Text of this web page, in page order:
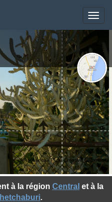
Toggle
à la région Central et à la
.
©Rautasilta - Flickr Creative Commons
Toggle